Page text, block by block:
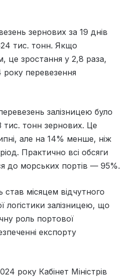
зернових за 19 днів
тис. тонн. Якщо
це зростання у 2,8 раза,
перевезення
залізницею було
тонн зернових. Це
але на 14% менше, ніж
Практично всі обсяги
до морських портів — 95%.
місяцем відчутного
логістики залізницею, що
роль портової
експорту
року Кабінет Міністрів